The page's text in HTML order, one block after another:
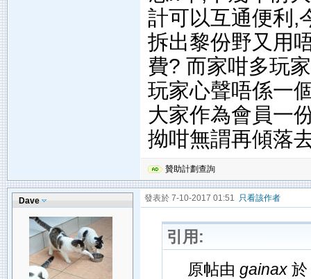
計可以互通便利,
拆出黎份野又用
費? 而家咁多玩
玩家心聲唔係一
大家作為會員一
拗咁無謂再傾落
贊助計劃查詢
Dave 發表於 7-10-2017 01:51 只看該作者
引用:
原帖由 gainax於